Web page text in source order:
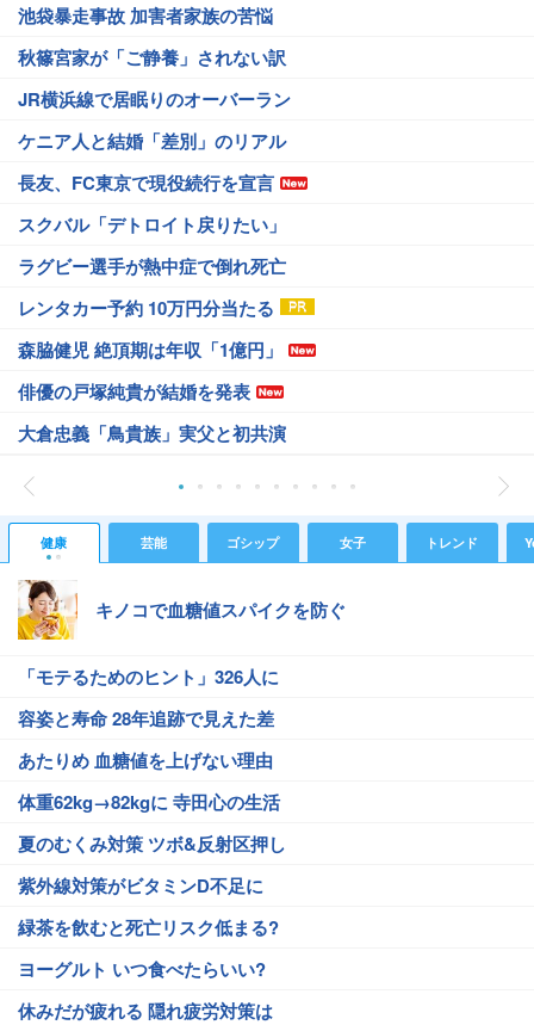
池袋暴走事故 加害者家族の苦悩
秋篠宮家が「ご静養」されない訳
JR横浜線で居眠りのオーバーラン
ケニア人と結婚「差別」のリアル
長友、FC東京で現役続行を宣言
スクバル「デトロイト戻りたい」
ラグビー選手が熱中症で倒れ死亡
レンタカー予約 10万円分当たる
森脇健児 絶頂期は年収「1億円」
俳優の戸塚純貴が結婚を発表
大倉忠義「鳥貴族」実父と初共演
健康 芸能 ゴシップ 女子 トレンド
キノコで血糖値スパイクを防ぐ
「モテるためのヒント」326人に
容姿と寿命 28年追跡で見えた差
あたりめ 血糖値を上げない理由
体重62kg→82kgに 寺田心の生活
夏のむくみ対策 ツボ&反射区押し
紫外線対策がビタミンD不足に
緑茶を飲むと死亡リスク低まる?
ヨーグルト いつ食べたらいい?
休みだが疲れる 隠れ疲労対策は